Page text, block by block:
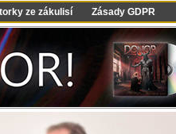
ze zákulisí Zásady GDPR